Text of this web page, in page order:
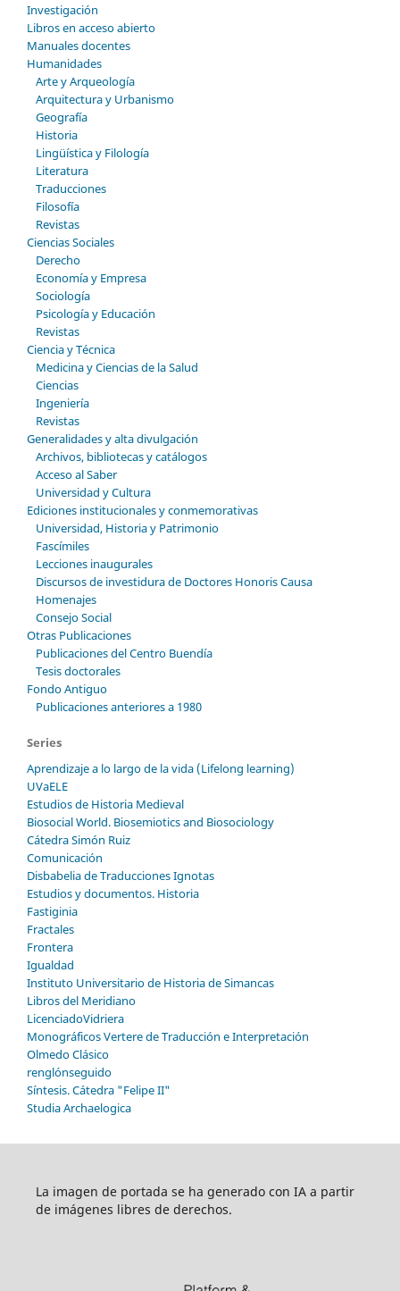
Investigación
Libros en acceso abierto
Manuales docentes
Humanidades
Arte y Arqueología
Arquitectura y Urbanismo
Geografía
Historia
Lingüística y Filología
Literatura
Traducciones
Filosofía
Revistas
Ciencias Sociales
Derecho
Economía y Empresa
Sociología
Psicología y Educación
Revistas
Ciencia y Técnica
Medicina y Ciencias de la Salud
Ciencias
Ingeniería
Revistas
Generalidades y alta divulgación
Archivos, bibliotecas y catálogos
Acceso al Saber
Universidad y Cultura
Ediciones institucionales y conmemorativas
Universidad, Historia y Patrimonio
Fascímiles
Lecciones inaugurales
Discursos de investidura de Doctores Honoris Causa
Homenajes
Consejo Social
Otras Publicaciones
Publicaciones del Centro Buendía
Tesis doctorales
Fondo Antiguo
Publicaciones anteriores a 1980
Series
Aprendizaje a lo largo de la vida (Lifelong learning)
UVaELE
Estudios de Historia Medieval
Biosocial World. Biosemiotics and Biosociology
Cátedra Simón Ruiz
Comunicación
Disbabelia de Traducciones Ignotas
Estudios y documentos. Historia
Fastiginia
Fractales
Frontera
Igualdad
Instituto Universitario de Historia de Simancas
Libros del Meridiano
LicenciadoVidriera
Monográficos Vertere de Traducción e Interpretación
Olmedo Clásico
renglónseguido
Síntesis. Cátedra "Felipe II"
Studia Archaelogica
La imagen de portada se ha generado con IA a partir
de imágenes libres de derechos.